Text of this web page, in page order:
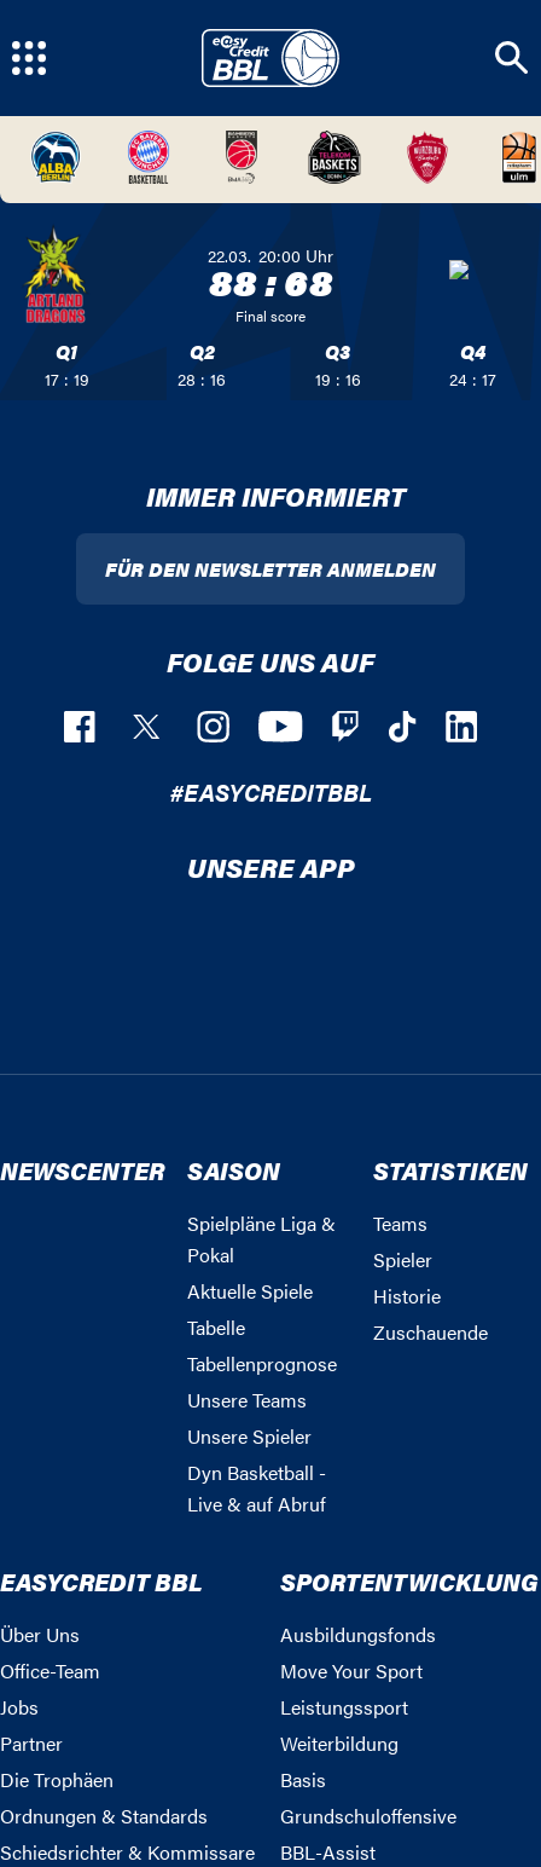
22.03. 20:00 Uhr
88:68
Final score
Q1
17 : 19
Q2
28 : 16
Q3
19 : 16
Q4
24 : 17
IMMER INFORMIERT
FÜR DEN NEWSLETTER ANMELDEN
FOLGE UNS AUF
#EASYCREDITBBL
UNSERE APP
NEWSCENTER SAISON
Spielpläne Liga &
Pokal
Aktuelle Spiele
Tabelle
Tabellenprognose
Unsere Teams
Unsere Spieler
Dyn Basketball -
Live & auf Abruf
STATISTIKEN
Teams
Spieler
Historie
Zuschauende
EASYCREDIT BBL
Über Uns
Office-Team
Jobs
Partner
Die Trophäen
Ordnungen & Standards
Schiedsrichter & Kommissare
SPORTENTWICKLUNG
Ausbildungsfonds
Move Your Sport
Leistungssport
Weiterbildung
Basis
Grundschuloffensive
BBL-Assist